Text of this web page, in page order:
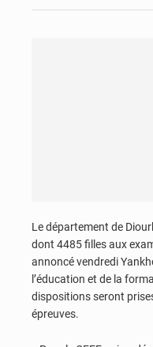
Le département de
dont 4485 filles aux
annoncé vendredi
l’éducation et de la
dispositions seront
épreuves.